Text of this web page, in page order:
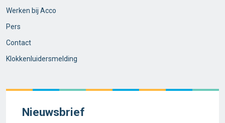
Werken bij Acco
Pers
Contact
Klokkenluidersmelding
Nieuwsbrief